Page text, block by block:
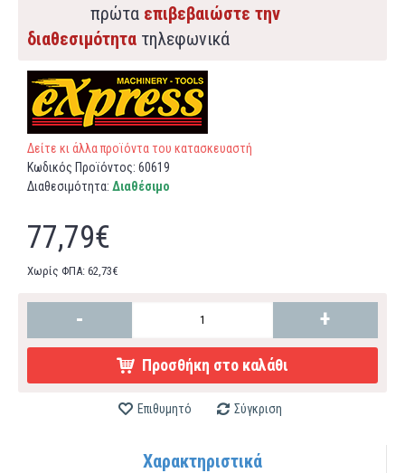
πρώτα επιβεβαιώστε την
διαθεσιμότητα τηλεφωνικά
Δείτε κι άλλα προϊόντα του κατασκευαστή
Κωδικός Προϊόντος: 60619
Διαθεσιμότητα: Διαθέσιμο
77,79€
Χωρίς ΦΠΑ: 62,73€
- +
Προσθήκη στο καλάθι
Επιθυμητό Σύγκριση
Χαρακτηριστικά